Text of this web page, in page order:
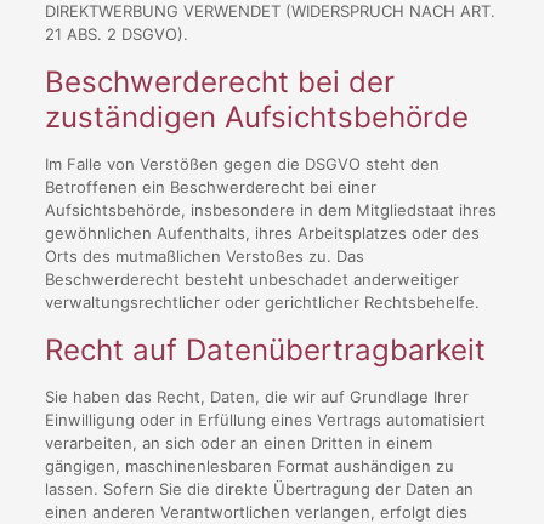
DIREKTWERBUNG VERWENDET (WIDERSPRUCH NACH ART.
21 ABS. 2 DSGVO).
Beschwerde­recht bei der
zuständigen Aufsichts­behörde
Im Falle von Verstößen gegen die DSGVO steht den
Betroffenen ein Beschwerderecht bei einer
Aufsichtsbehörde, insbesondere in dem Mitgliedstaat ihres
gewöhnlichen Aufenthalts, ihres Arbeitsplatzes oder des
Orts des mutmaßlichen Verstoßes zu. Das
Beschwerderecht besteht unbeschadet anderweitiger
verwaltungsrechtlicher oder gerichtlicher Rechtsbehelfe.
Recht auf Daten­übertrag­barkeit
Sie haben das Recht, Daten, die wir auf Grundlage Ihrer
Einwilligung oder in Erfüllung eines Vertrags automatisiert
verarbeiten, an sich oder an einen Dritten in einem
gängigen, maschinenlesbaren Format aushändigen zu
lassen. Sofern Sie die direkte Übertragung der Daten an
einen anderen Verantwortlichen verlangen, erfolgt dies